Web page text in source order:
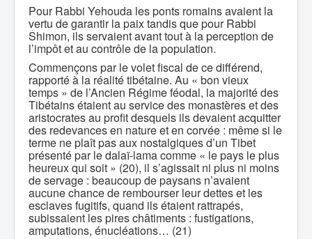
Pour Rabbi Yehouda les ponts romains avaient la
vertu de garantir la paix tandis que pour Rabbi
Shimon, ils servaient avant tout à la perception de
l’impôt et au contrôle de la population.
Commençons par le volet fiscal de ce différend,
rapporté à la réalité tibétaine. Au « bon vieux
temps » de l’Ancien Régime féodal, la majorité des
Tibétains étaient au service des monastères et des
aristocrates au profit desquels ils devaient acquitter
des redevances en nature et en corvée : même si le
terme ne plaît pas aux nostalgiques d’un Tibet
présenté par le dalaï-lama comme « le pays le plus
heureux qui soit » (20), il s’agissait ni plus ni moins
de servage : beaucoup de paysans n’avaient
aucune chance de rembourser leur dettes et les
esclaves fugitifs, quand ils étaient rattrapés,
subissaient les pires châtiments : fustigations,
amputations, énucléations… (21)